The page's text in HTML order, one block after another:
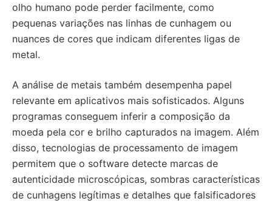
olho humano pode perder facilmente, como
pequenas variações nas linhas de cunhagem ou
nuances de cores que indicam diferentes ligas de
metal.
A análise de metais também desempenha papel
relevante em aplicativos mais sofisticados. Alguns
programas conseguem inferir a composição da
moeda pela cor e brilho capturados na imagem. Além
disso, tecnologias de processamento de imagem
permitem que o software detecte marcas de
autenticidade microscópicas, sombras características
de cunhagens legítimas e detalhes que falsificadores